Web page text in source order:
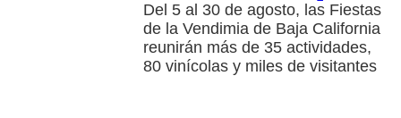
Del 5 al 30 de agosto, las Fiestas
de la Vendimia de Baja California
reunirán más de 35 actividades,
80 vinícolas y miles de visitantes